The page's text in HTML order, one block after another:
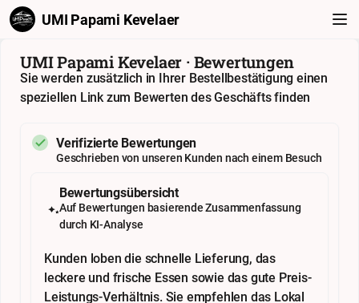
UMI Papami Kevelaer
UMI Papami Kevelaer · Bewertungen
Sie werden zusätzlich in Ihrer Bestellbestätigung einen
speziellen Link zum Bewerten des Geschäfts finden
Verifizierte Bewertungen
Geschrieben von unseren Kunden nach einem Besuch
Bewertungsübersicht
Auf Bewertungen basierende Zusammenfassung
durch KI-Analyse
Kunden loben die schnelle Lieferung, das
leckere und frische Essen sowie das gute Preis-
Leistungs-Verhältnis. Sie empfehlen das Lokal